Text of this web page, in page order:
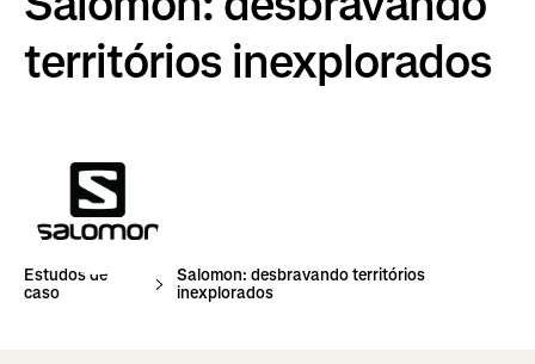
territórios inexplorados
Estudos de
caso
Salomon: desbravando territórios
inexplorados